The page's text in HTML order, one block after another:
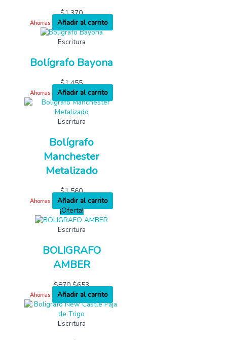
$1,370
Ahorras
Añadir al carrito
Escritura
Bolígrafo Bayona
$1,455
Ahorras Añadir al carrito
Escritura
Bolígrafo
Manchester
Metalizado
$1,560
Ahorras
Añadir al carrito
¡Oferta!
Escritura
BOLIGRAFO
AMBER
$870 $653
Ahorras Añadir al carrito
Escritura